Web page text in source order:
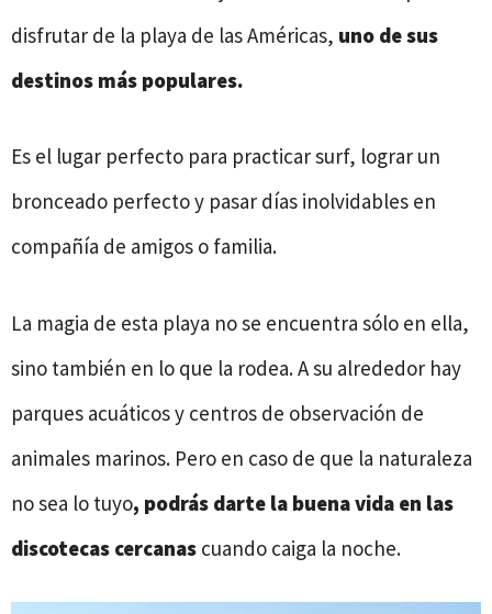
disfrutar de la playa de las Américas, uno de sus
destinos más populares.
Es el lugar perfecto para practicar surf, lograr un
bronceado perfecto y pasar días inolvidables en
compañía de amigos o familia.
La magia de esta playa no se encuentra sólo en ella,
sino también en lo que la rodea. A su alrededor hay
parques acuáticos y centros de observación de
animales marinos. Pero en caso de que la naturaleza
no sea lo tuyo, podrás darte la buena vida en las
discotecas cercanas cuando caiga la noche.